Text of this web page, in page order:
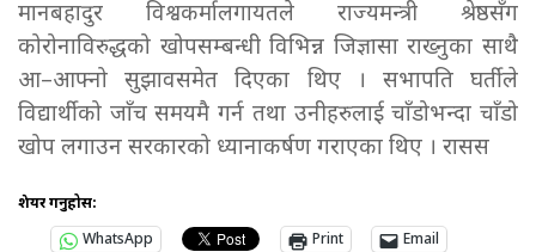
मानबहादुर विश्वकर्मालगायतले राज्यमन्त्री श्रेष्ठसँग
कोरोनाविरुद्धको खोपसम्बन्धी विभिन्न जिज्ञासा राख्नुका साथै
आ–आफ्नो सुझावसमेत दिएका थिए । सभापति घर्तीले
विद्यार्थीको जाँच समयमै गर्न तथा उनीहरुलाई चाँडोभन्दा चाँडो
खोप लगाउन सरकारको ध्यानाकर्षण गराएका थिए । रासस
शेयर गर्नुहोस:
WhatsApp
Print Email